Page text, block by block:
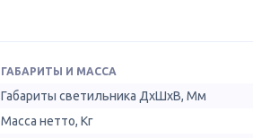
ГАБАРИТЫ И МАССА
Габариты светильника ДхШхВ, Мм
Масса нетто, Кг